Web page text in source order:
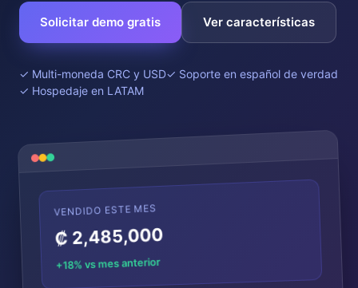
Solicitar demo gratis Ver características
✓ Multi-moneda CRC y USD✓ Soporte en español de verdad
✓ Hospedaje en LATAM
VENDIDO ESTE MES
₡ 2,485,000
+18% vs mes anterior